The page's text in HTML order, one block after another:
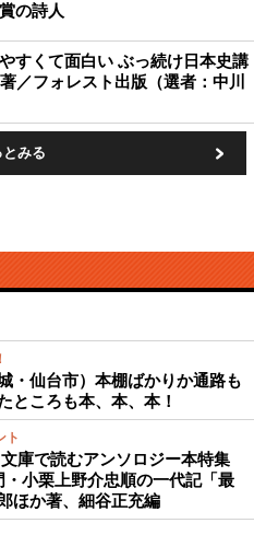
の詩人
すくて面白い ぶっ続け日本史講
／フォレスト出版（選者：中川
とみる
・仙台市）本棚ばかりか通路も
ところも本、本、本！
ト
庫で読むアンソロジー本特集
・小栗上野介忠順の一代記「最
ほか著、細谷正充編